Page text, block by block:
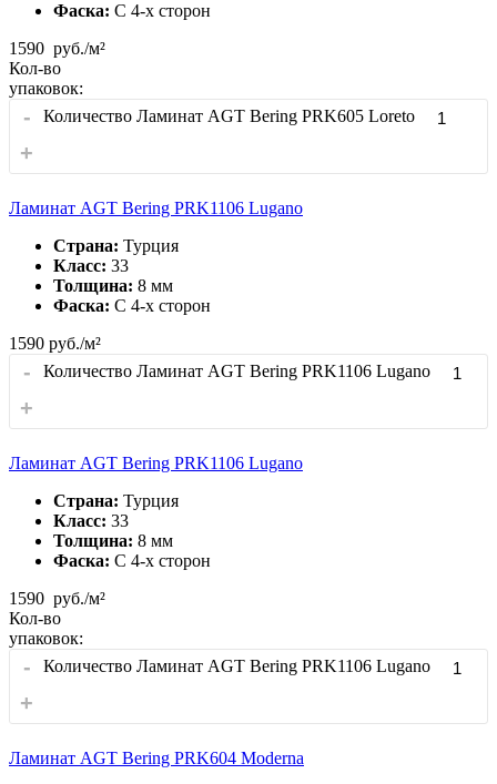
Фаска: С 4-x сторон
1590 руб./м²
Кол-во
упаковок:
- Количество Ламинат AGT Bering PRK605 Loreto
+
Ламинат AGT Bering PRK1106 Lugano
Страна: Турция
Класс: 33
Толщина: 8 мм
Фаска: С 4-x сторон
1590 руб./м²
- Количество Ламинат AGT Bering PRK1106 Lugano
+
Ламинат AGT Bering PRK1106 Lugano
Страна: Турция
Класс: 33
Толщина: 8 мм
Фаска: С 4-x сторон
1590 руб./м²
Кол-во
упаковок:
- Количество Ламинат AGT Bering PRK1106 Lugano
+
Ламинат AGT Bering PRK604 Moderna